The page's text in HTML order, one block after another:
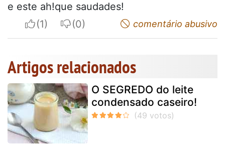
e este ah!que saudades!
I apreciateI do not appreciatecomentário abusivo
Artigos relacionados
O SEGREDO do leite
condensado caseiro!